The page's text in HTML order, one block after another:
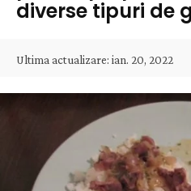
diverse tipuri de
Ultima actualizare: ian. 20, 2022